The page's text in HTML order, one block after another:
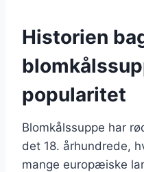
Historien
popularitet
Blomkålssuppe har
det 18. århundrede,
mange europæiske